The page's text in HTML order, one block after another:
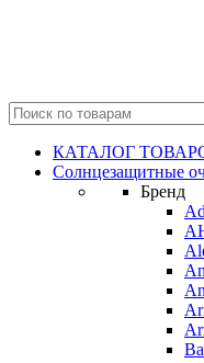
КАТАЛОГ
Солнцезащитные
Бренд